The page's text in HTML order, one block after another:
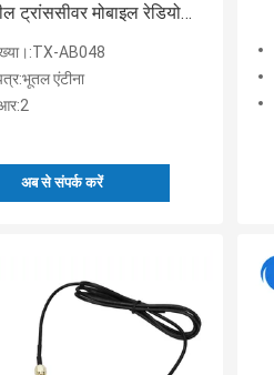
ट्रांससीवर मोबाइल रेडियो
AB048
एंटीना
अब से संपर्क करें